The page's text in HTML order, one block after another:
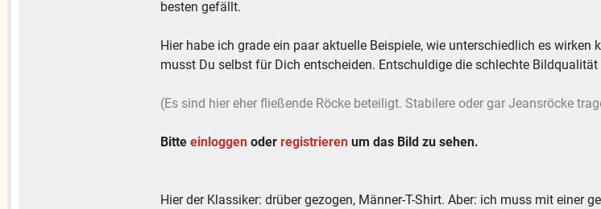
besten gefällt.
Hier habe ich grade ein paar aktuelle Beispiele, wie unterschiedlich es
musst Du selbst für Dich entscheiden. Entschuldige die schlechte
(Es sind hier eher fließende Röcke beteiligt. Stabilere oder gar Jeansröcke
Bitteeinloggen oderregistrieren um das Bild zu sehen.
Hier der Klassiker: drüber gezogen, Männer-T-Shirt. Aber: ich muss mit einer